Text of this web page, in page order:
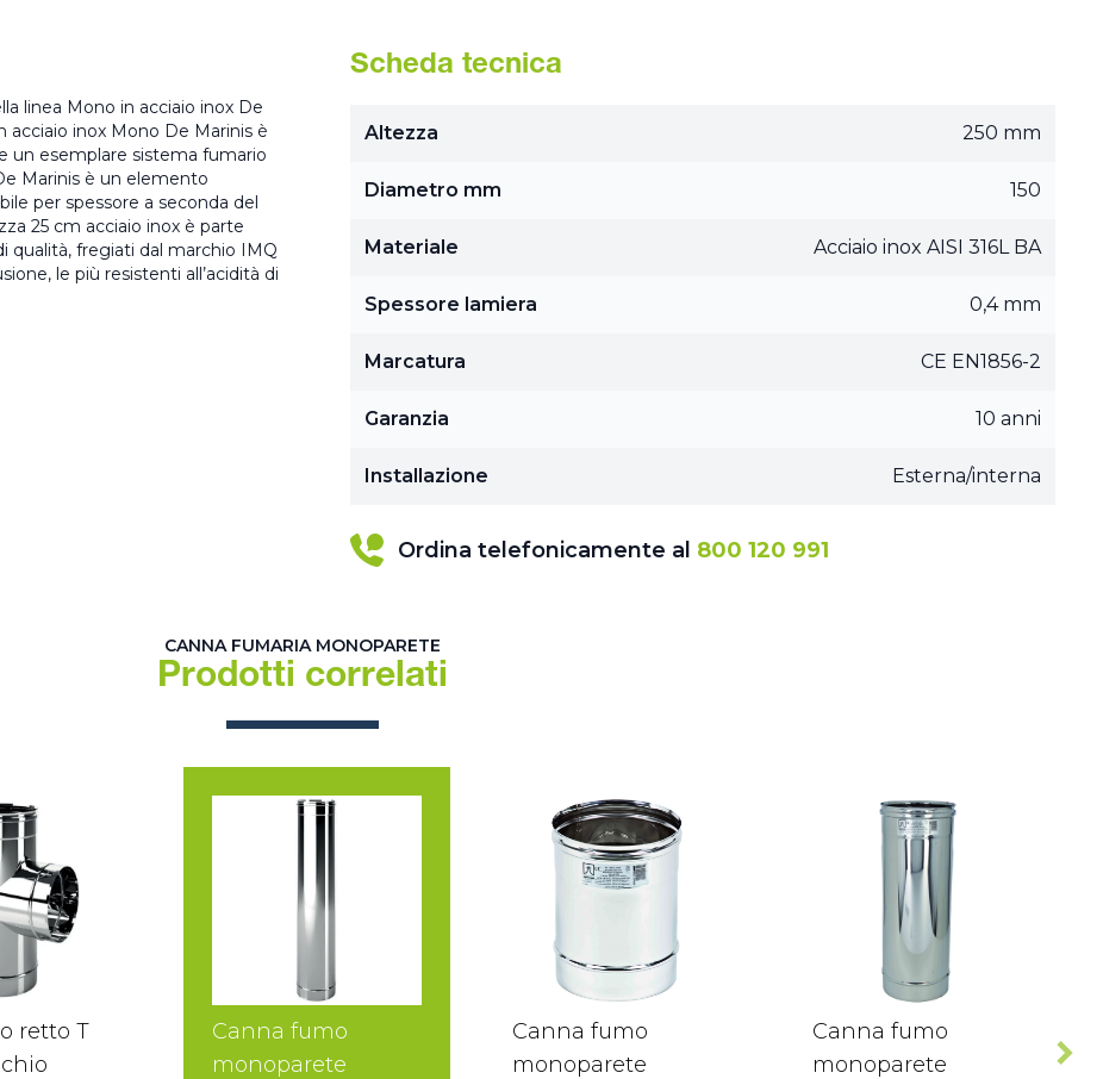
linea Mono in acciaio inox De
acciaio inox Mono De Marinis è
un esemplare sistema fumario
Marinis è un elemento
per spessore a seconda del
25 cm acciaio inox è parte
qualità, fregiati dal marchio IMQ
le più resistenti all’acidità di
Scheda tecnica
Altezza 250 mm
Diametro mm 150
Materiale Acciaio inox AISI 316L BA
Spessore lamiera 0,4 mm
Marcatura CE EN1856-2
Garanzia 10 anni
Installazione Esterna/interna
Ordina telefonicamente al 800 120 991
CANNA FUMARIA MONOPARETE
Prodotti correlati
retto T
Canna fumo
monoparete
Canna fumo
monoparete
Canna fumo
monoparete